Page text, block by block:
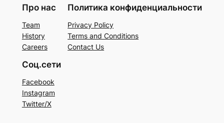
Про нас
Team
History
Careers
Политика конфиденциальности
Privacy Policy
Terms and Conditions
Contact Us
Соц.сети
Facebook
Instagram
Twitter/X